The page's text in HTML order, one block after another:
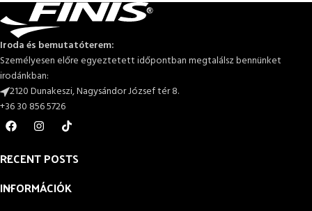
Iroda és bemutatóterem:
Személyesen előre egyeztetett időpontban megtalálsz bennünket
irodánkban:
2120 Dunakeszi, Nagysándor József tér 8.
+36 30 856 5726
RECENT POSTS
INFORMÁCIÓK